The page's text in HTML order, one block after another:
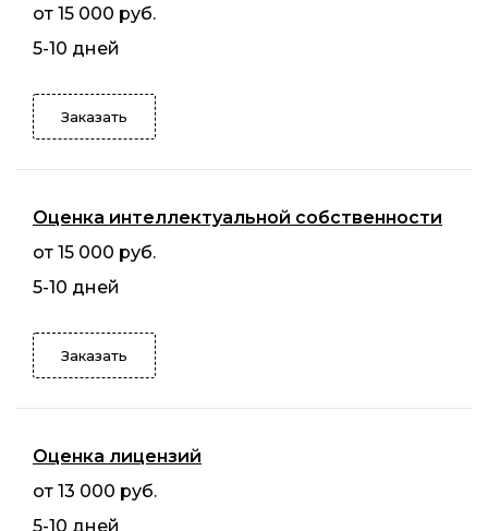
от 15 000 руб.
5-10 дней
Заказать
Оценка интеллектуальной собственности
от 15 000 руб.
5-10 дней
Заказать
Оценка лицензий
от 13 000 руб.
5-10 дней